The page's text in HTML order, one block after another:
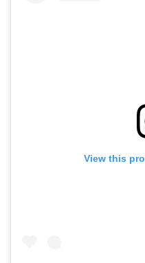
View this